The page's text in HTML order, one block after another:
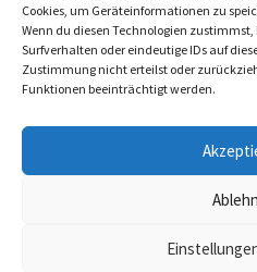
Cookies, um Geräteinformationen zu
Wenn du diesen Technologien
Surfverhalten oder eindeutige IDs auf
Zustimmung nicht erteilst oder
Funktionen beeinträchtigt werden.
Homepage
Impressum
Cookie-Richtlinie (EU)